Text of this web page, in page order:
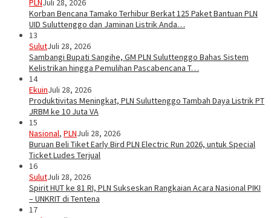
PLNJuli 28, 2026
Korban Bencana Tamako Terhibur Berkat 125 Paket Bantuan PLN
UID Suluttenggo dan Jaminan Listrik Anda…
13
SulutJuli 28, 2026
Sambangi Bupati Sangihe, GM PLN Suluttenggo Bahas Sistem
Kelistrikan hingga Pemulihan Pascabencana T…
14
EkuinJuli 28, 2026
Produktivitas Meningkat, PLN Suluttenggo Tambah Daya Listrik PT
JRBM ke 10 Juta VA
15
Nasional, PLNJuli 28, 2026
Buruan Beli Tiket Early Bird PLN Electric Run 2026, untuk Special
Ticket Ludes Terjual
16
SulutJuli 28, 2026
Spirit HUT ke 81 RI, PLN Sukseskan Rangkaian Acara Nasional PIKI
– UNKRIT di Tentena
17